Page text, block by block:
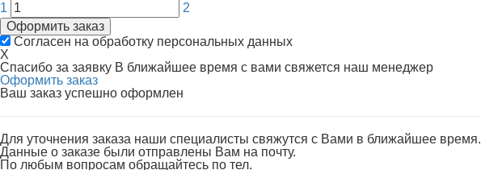
1
2
Оформить заказ
Согласен на обработку персональных данных
X
Спасибо за заявку В ближайшее время с вами свяжется наш менеджер
Оформить заказ
Ваш заказ успешно оформлен
Для уточнения заказа наши специалисты свяжутся с Вами в ближайшее время.
Данные о заказе были отправлены Вам на почту.
По любым вопросам обращайтесь по тел.